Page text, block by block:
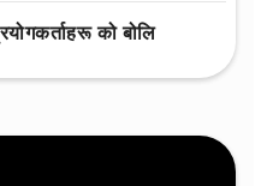
को बोलि